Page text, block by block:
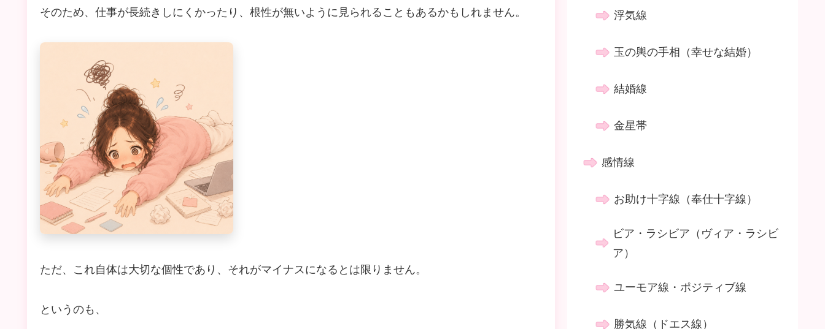
そのため、仕事が長続きしにくかったり、根性が無いように見られることもあるかもしれません。
ただ、これ自体は大切な個性であり、それがマイナスになるとは限りません。
というのも、
浮気線
玉の輿の手相（幸せな結婚）
結婚線
金星帯
感情線
お助け十字線（奉仕十字線）
ビア・ラシビア（ヴィア・ラシビ
ア）
ユーモア線・ポジティブ線
勝気線（ドエス線）